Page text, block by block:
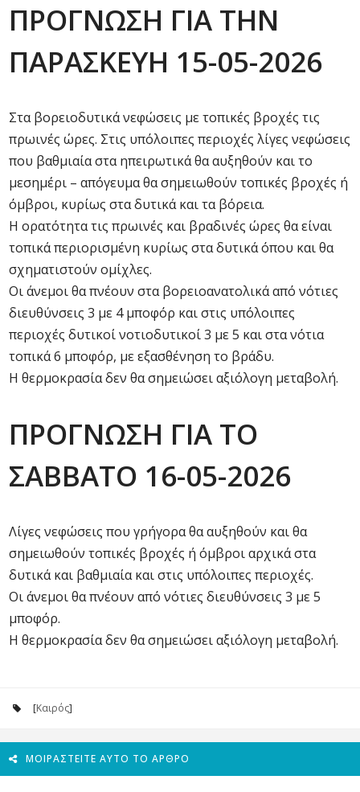
ΠΡΟΓΝΩΣΗ ΓΙΑ ΤΗΝ
ΠΑΡΑΣΚΕΥΗ 15-05-2026
Στα βορειοδυτικά νεφώσεις με τοπικές βροχές τις
πρωινές ώρες. Στις υπόλοιπες περιοχές λίγες νεφώσεις
που βαθμιαία στα ηπειρωτικά θα αυξηθούν και το
μεσημέρι – απόγευμα θα σημειωθούν τοπικές βροχές ή
όμβροι, κυρίως στα δυτικά και τα βόρεια.
Η ορατότητα τις πρωινές και βραδινές ώρες θα είναι
τοπικά περιορισμένη κυρίως στα δυτικά όπου και θα
σχηματιστούν ομίχλες.
Οι άνεμοι θα πνέουν στα βορειοανατολικά από νότιες
διευθύνσεις 3 με 4 μποφόρ και στις υπόλοιπες
περιοχές δυτικοί νοτιοδυτικοί 3 με 5 και στα νότια
τοπικά 6 μποφόρ, με εξασθένηση το βράδυ.
Η θερμοκρασία δεν θα σημειώσει αξιόλογη μεταβολή.
ΠΡΟΓΝΩΣΗ ΓΙΑ ΤΟ
ΣΑΒΒΑΤΟ 16-05-2026
Λίγες νεφώσεις που γρήγορα θα αυξηθούν και θα
σημειωθούν τοπικές βροχές ή όμβροι αρχικά στα
δυτικά και βαθμιαία και στις υπόλοιπες περιοχές.
Οι άνεμοι θα πνέουν από νότιες διευθύνσεις 3 με 5
μποφόρ.
Η θερμοκρασία δεν θα σημειώσει αξιόλογη μεταβολή.
[Καιρός]
ΜΟΙΡΑΣΤΕΊΤΕ ΑΥΤΌ ΤΟ ΆΡΘΡΟ